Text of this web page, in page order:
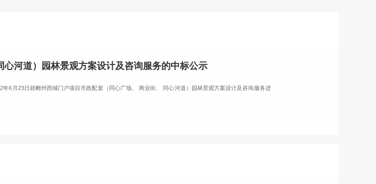
河道）园林景观方案设计及咨询服务的中标公示
6月23日就郴州西城门户项目市政配套（同心广场、 商业街、 同心河道）园林景观方案设计及咨询服务进